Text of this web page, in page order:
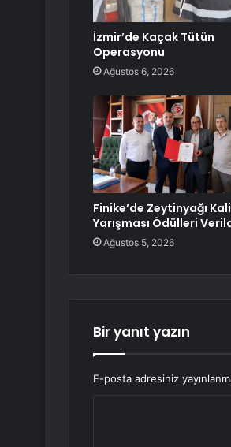
İzmir’de Kaçak Tütün
Operasyonu
Ağustos 6, 2026
Finike’de Zeytinyağı
Yarışması Ödülleri
Ağustos 5, 2026
Bir yanıt yazın
E-posta adresiniz